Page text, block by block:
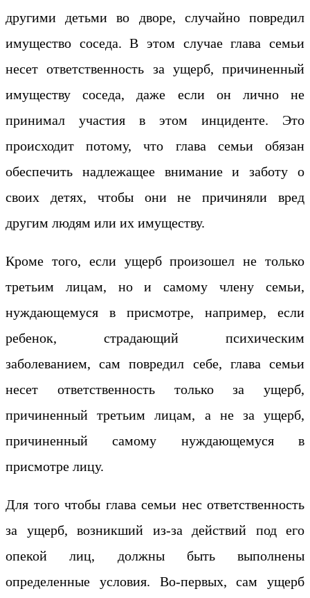
другими детьми во дворе, случайно повредил
имущество соседа. В этом случае глава семьи
несет ответственность за ущерб, причиненный
имуществу соседа, даже если он лично не
принимал участия в этом инциденте. Это
происходит потому, что глава семьи обязан
обеспечить надлежащее внимание и заботу о
своих детях, чтобы они не причиняли вред
другим людям или их имуществу.
Кроме того, если ущерб произошел не только
третьим лицам, но и самому члену семьи,
нуждающемуся в присмотре, например, если
ребенок, страдающий психическим
заболеванием, сам повредил себе, глава семьи
несет ответственность только за ущерб,
причиненный третьим лицам, а не за ущерб,
причиненный самому нуждающемуся в
присмотре лицу.
Для того чтобы глава семьи нес ответственность
за ущерб, возникший из-за действий под его
опекой лиц, должны быть выполнены
определенные условия. Во-первых, сам ущерб